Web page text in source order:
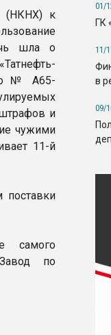
(НКНХ) к
шла о
№ А65-
и
чужими
11-й
самого
по
01/
ГК
11/
в
09/